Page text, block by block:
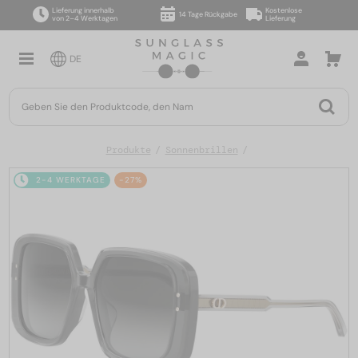
Lieferung innerhalb
von 2–4 Werktagen
14 Tage Rückgabe
Kostenlose
Lieferung
DE
Produkte Sonnenbrillen
2-4 WERKTAGE -27%